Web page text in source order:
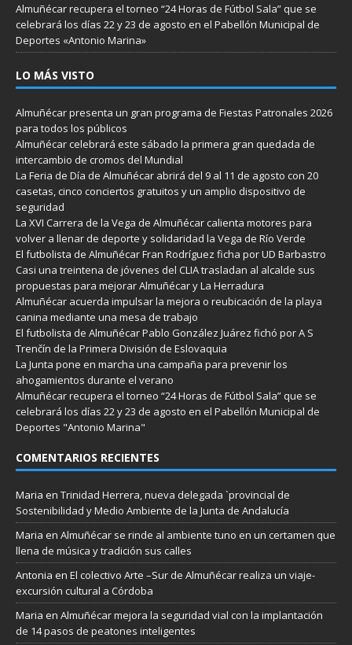
Almuñécar recupera el torneo “24 Horas de Fútbol Sala” que se
celebrará los días 22 y 23 de agosto en el Pabellón Municipal de
Deportes «Antonio Marina»
LO MÁS VISTO
Almuñécar presenta un gran programa de Fiestas Patronales 2026
para todos los públicos
Almuñécar celebrará este sábado la primera gran quedada de
intercambio de cromos del Mundial
La Feria de Día de Almuñécar abrirá del 9 al 11 de agosto con 20
casetas, cinco conciertos gratuitos y un amplio dispositivo de
seguridad
La XVI Carrera de la Vega de Almuñécar calienta motores para
volver a llenar de deporte y solidaridad la Vega de Río Verde
El futbolista de Almuñécar Fran Rodríguez ficha por UD Barbastro
Casi una treintena de jóvenes del CLIA trasladan al alcalde sus
propuestas para mejorar Almuñécar y La Herradura
Almuñécar acuerda impulsar la mejora o reubicación de la playa
canina mediante una mesa de trabajo
El futbolista de Almuñécar Pablo González Juárez fichó por A S
Trenčín de la Primera División de Eslovaquia
La Junta pone en marcha una campaña para prevenir los
ahogamientos durante el verano
Almuñécar recupera el torneo “24 Horas de Fútbol Sala” que se
celebrará los días 22 y 23 de agosto en el Pabellón Municipal de
Deportes "Antonio Marina"
COMENTARIOS RECIENTES
Maria en Trinidad Herrera, nueva delegada `provincial de
Sostenibilidad y Medio Ambiente de la Junta de Andalucía
Maria en Almuñécar se rinde al ambiente tuno en un certamen que
llena de música y tradición sus calles
Antonia en El colectivo Arte –Sur de Almuñécar realiza un viaje-
excursión cultural a Córdoba
Maria en Almuñécar mejora la seguridad vial con la implantación
de 14 pasos de peatones inteligentes